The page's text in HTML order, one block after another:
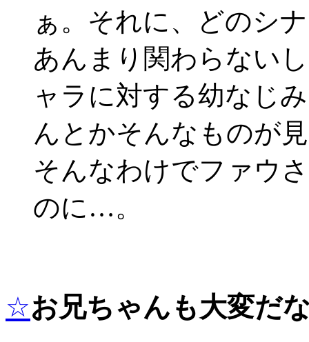
ぁ。それに、どのシ
あんまり関わらない
ャラに対する幼なじ
んとかそんなものが
そんなわけでファウ
のに…。
☆お兄ちゃんも大変だ